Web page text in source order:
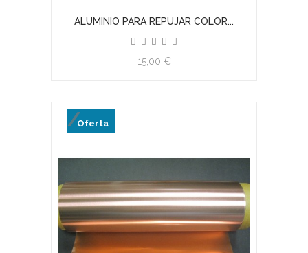
ALUMINIO PARA REPUJAR COLOR...
15,00 €
Oferta